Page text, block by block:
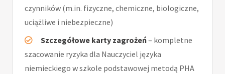
czynników (m.in. fizyczne, chemiczne, biologiczne,
uciążliwe i niebezpieczne)
Szczegółowe karty zagrożeń– kompletne
szacowanie ryzyka dla Nauczyciel języka
niemieckiego w szkole podstawowej metodą PHA